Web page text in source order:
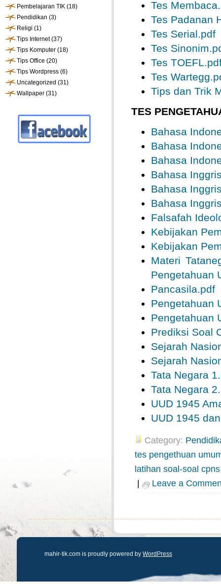
Pembelajaran TIK (18)
Pendidikan (3)
Religi (1)
Tips Internet(37)
Tips Komputer (18)
Tips Office (20)
Tips Wordpress (6)
Uncategorized (31)
Wallpaper (31)
Tes
Tes Padanan
Tes Serial.pdf
Tes
Tes
Tes
Tips dan Trik
TES
Bahasa
Bahasa
Bahasa
Bahasa
Bahasa
Bahasa
Falsafah
Kebijakan
Kebijakan
Materi
Pengetahuan
Pancasila.pdf
Pengetahuan
Pengetahuan
Prediksi Soal
Sejarah
Sejarah
Tata Negara
Tata Negara
UUD 1945
UUD 1945
Category:
tes pengethuan
latihan soal-soal cpns
Leave a
mahir-tik.com is proudly powered by WordPress